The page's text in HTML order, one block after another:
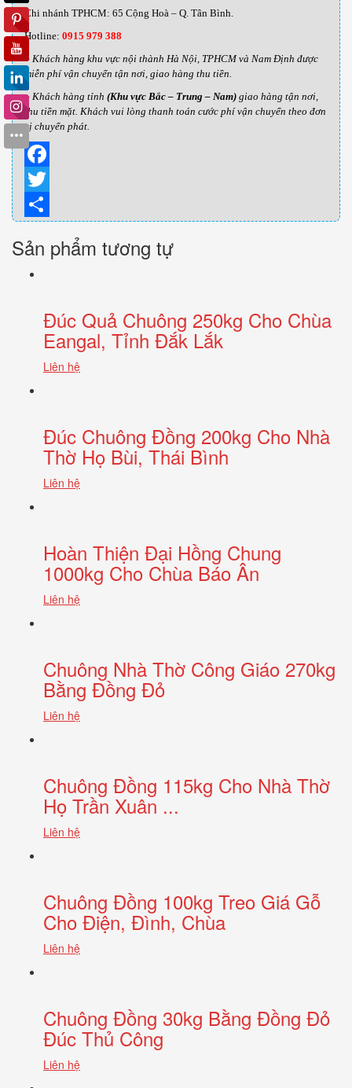
Chi nhánh TPHCM: 65 Cộng Hoà – Q. Tân Bình.
Hotline: 0915 979 388
– Khách hàng khu vực nội thành Hà Nội, TPHCM và Nam Định được
miễn phí vận chuyển tận nơi, giao hàng thu tiền.
– Khách hàng tỉnh (Khu vực Bắc – Trung – Nam) giao hàng tận nơi,
thu tiền mặt. Khách vui lòng thanh toán cước phí vận chuyển theo đơn
vị chuyển phát.
Facebook
Twitter
Sản phẩm tương tự
Đúc Quả Chuông 250kg Cho Chùa
Eangal, Tỉnh Đắk Lắk
Liên hệ
Đúc Chuông Đồng 200kg Cho Nhà
Thờ Họ Bùi, Thái Bình
Liên hệ
Hoàn Thiện Đại Hồng Chung
1000kg Cho Chùa Báo Ân
Liên hệ
Chuông Nhà Thờ Công Giáo 270kg
Bằng Đồng Đỏ
Liên hệ
Chuông Đồng 115kg Cho Nhà Thờ
Họ Trần Xuân ...
Liên hệ
Chuông Đồng 100kg Treo Giá Gỗ
Cho Điện, Đình, Chùa
Liên hệ
Chuông Đồng 30kg Bằng Đồng Đỏ
Đúc Thủ Công
Liên hệ